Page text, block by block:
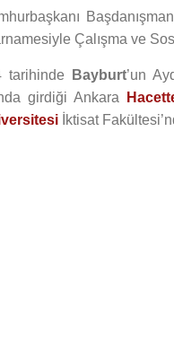
Çalışma ve
tarihinde Bayburt’un
girdiği Ankara
İktisat